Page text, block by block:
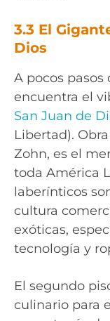
3.3 El
Dios
A pocos pasos
encuentra el
San Juan de
Libertad).
Zohn, es el
toda América
laberínticos
cultura
exóticas,
tecnología y
El segundo
culinario para